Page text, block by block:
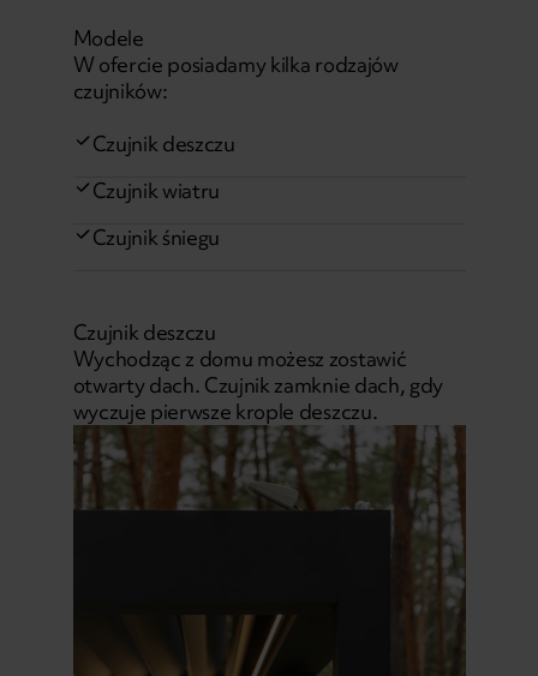
Modele
W ofercie posiadamy kilka rodzajów
czujników:
Czujnik deszczu
Czujnik wiatru
Czujnik śniegu
Czujnik deszczu
Wychodząc z domu możesz zostawić
otwarty dach. Czujnik zamknie dach, gdy
wyczuje pierwsze krople deszczu.